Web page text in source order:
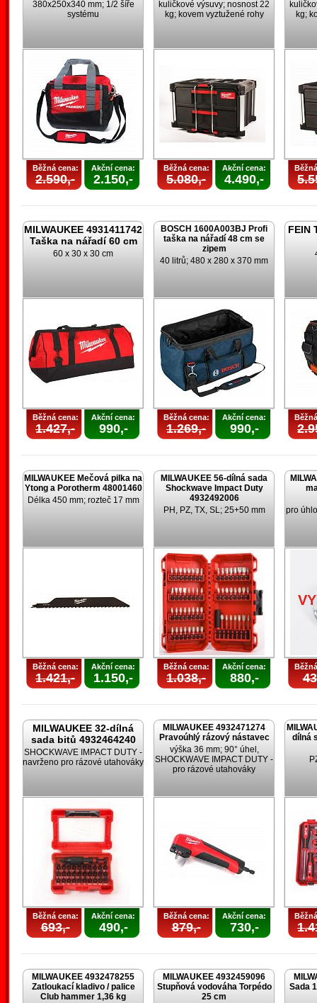
380x250x340 mm; 1/2 šíře
systému
Běžná cena:
2.590,-
Akční cena:
2.150,-
kuličkové výsuvy; nosnost 22
kg; kovem vyztužené rohy
Běžná cena:
5.080,-
Akční cena:
4.490,-
kg;
MILWAUKEE 4931411742
Taška na nářadí 60 cm
60 x 30 x 30 cm
Běžná cena:
1.427,-
Akční cena:
990,-
BOSCH 1600A003BJ Profi
taška na nářadí 48 cm se
zipem
40 litrů; 480 x 280 x 370 mm
Běžná cena:
1.269,-
Akční cena:
990,-
FEIN
MILWAUKEE Mečová pilka na
Ytong a Porotherm 48001460
Délka 450 mm; rozteč 17 mm
Běžná cena:
1.421,-
Akční cena:
1.150,-
MILWAUKEE 56-dílná sada
Shockwave Impact Duty
4932492006
PH, PZ, TX, SL; 25+50 mm
Běžná cena:
1.038,-
Akční cena:
880,-
pro
MILWAUKEE 32-dílná
sada bitů 4932464240
SHOCKWAVE IMPACT DUTY -
navrženo pro rázové utahováky
Běžná cena:
693,-
Akční cena:
490,-
MILWAUKEE 4932471274
Pravoúhlý rázový nástavec
výška 36 mm; 90° úhel,
SHOCKWAVE IMPACT DUTY -
pro rázové utahováky
Běžná cena:
879,-
Akční cena:
730,-
dílná
MILWAUKEE 4932478255
Zatloukací kladivo / palice
Club hammer 1,36 kg
MILWAUKEE 4932459096
Stupňová vodováha Torpédo
25 cm
Sada